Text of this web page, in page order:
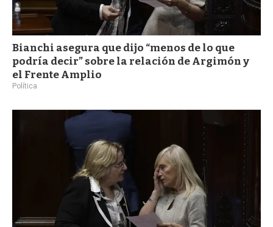
Bianchi asegura que dijo “menos de lo que
podría decir” sobre la relación de Argimón y
el Frente Amplio
Política